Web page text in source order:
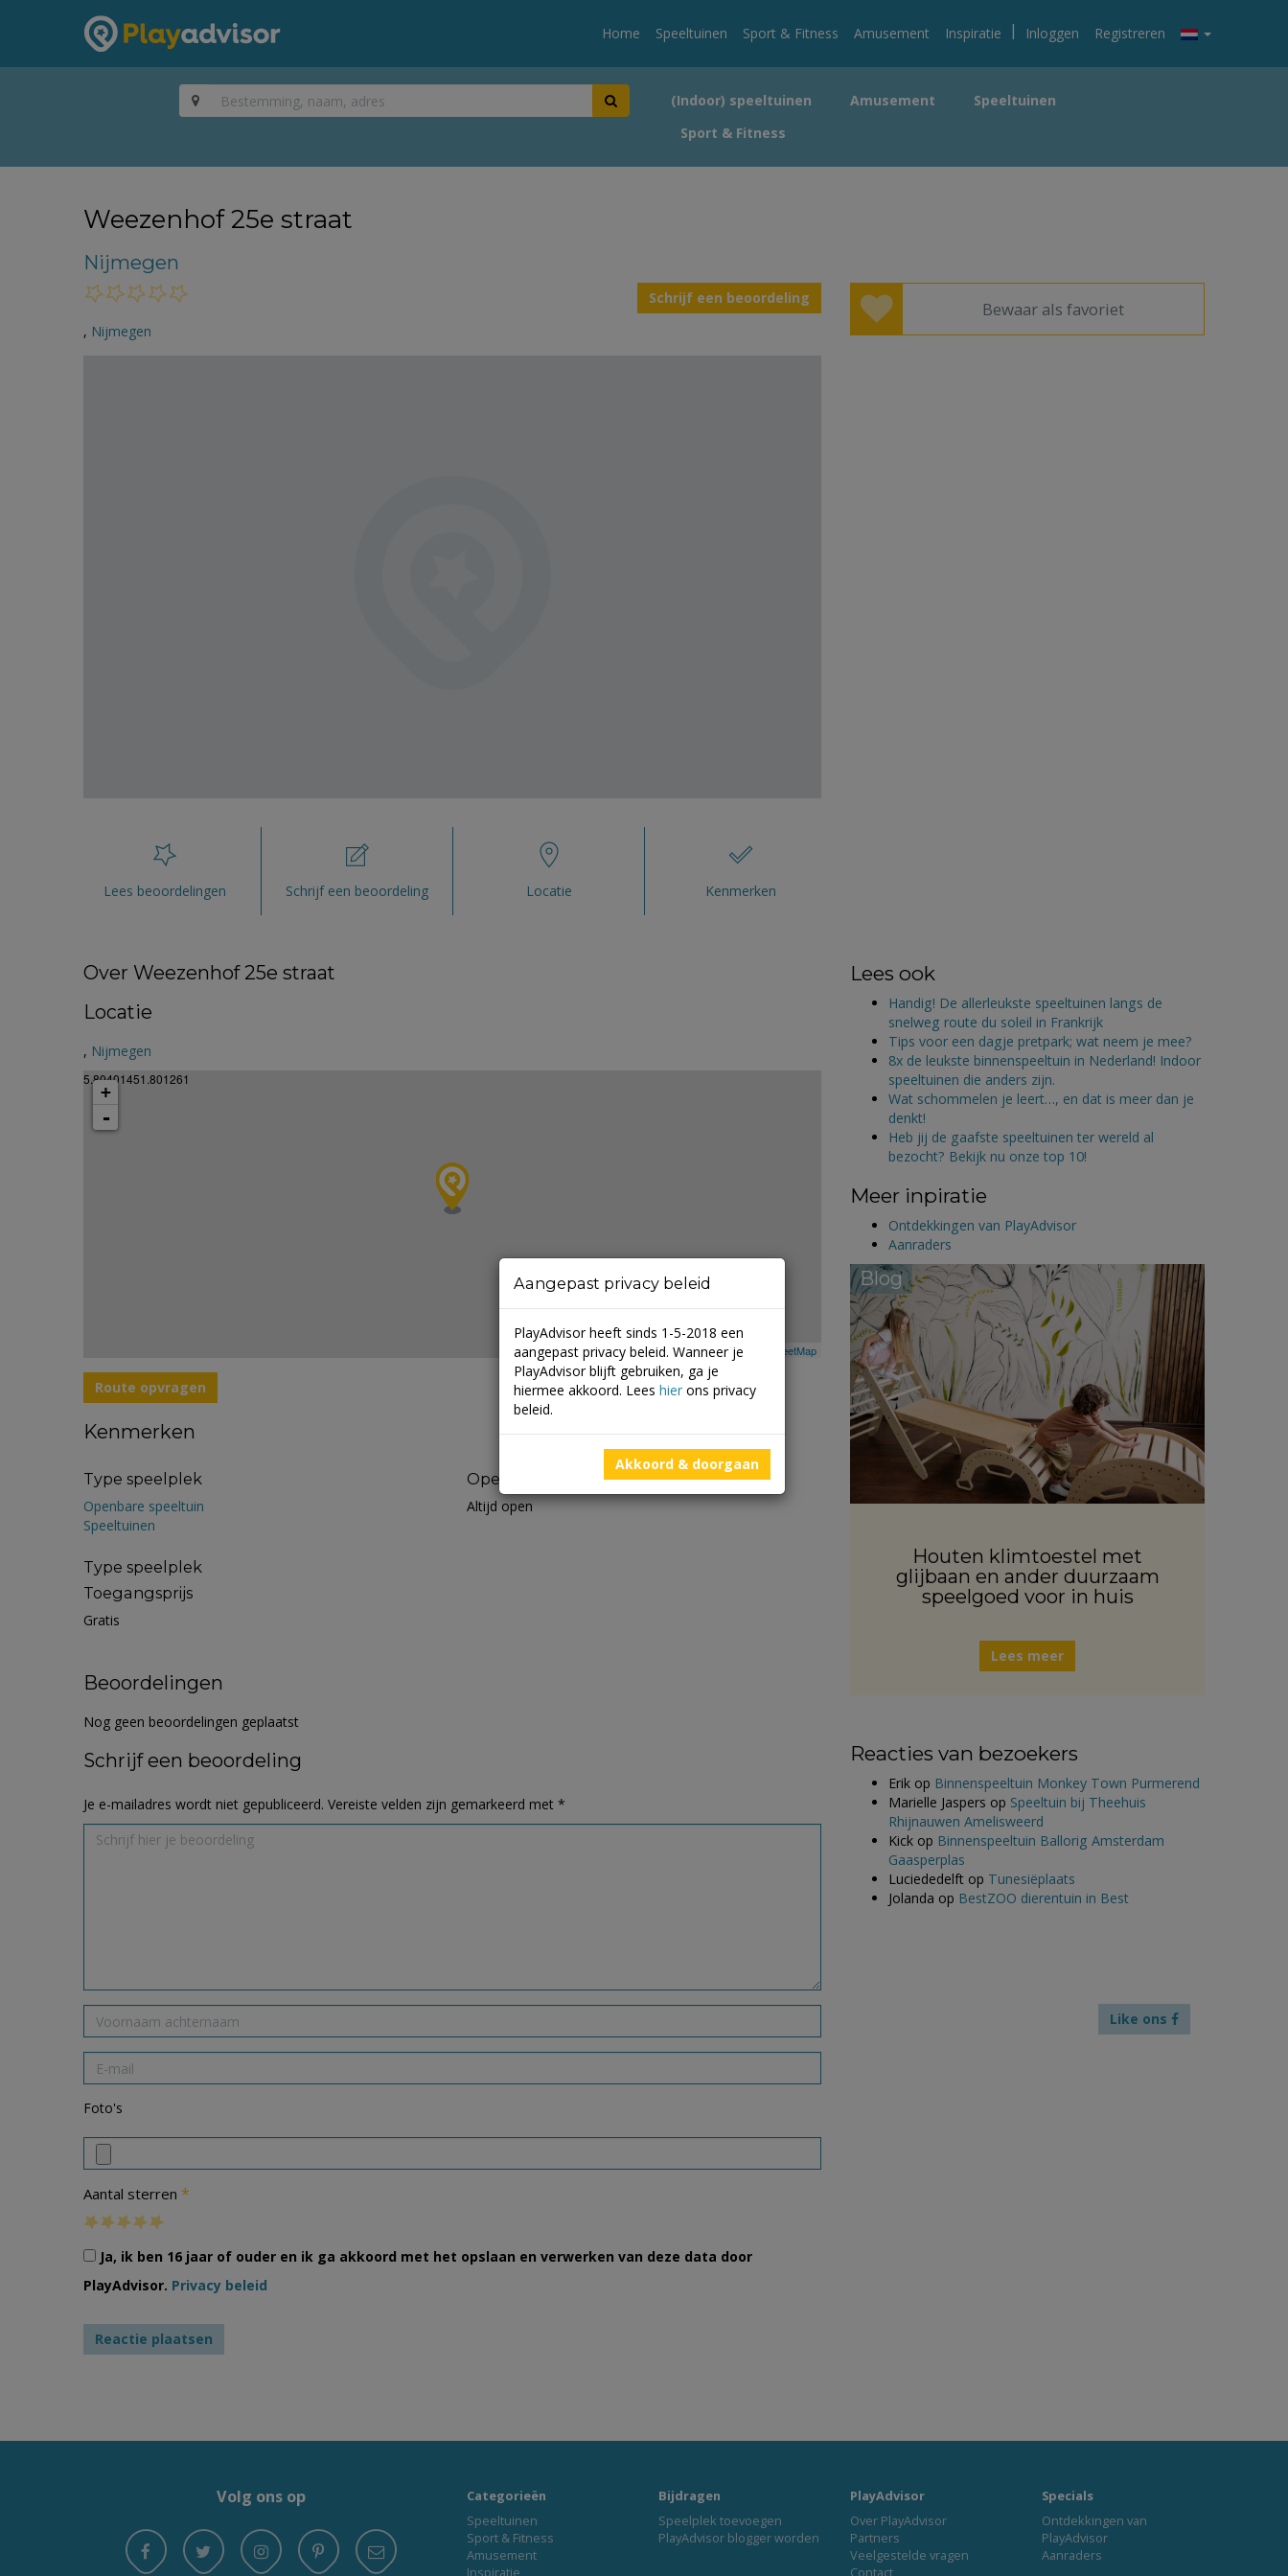
Home Speeltuinen Sport & Fitness Amusement Inspiratie | Inloggen Registreren
(Indoor) speeltuinen Amusement
Speeltuinen
Sport & Fitness
Weezenhof 25e straat
Nijmegen
Schrijf een beoordeling
, Nijmegen
Bewaar als favoriet
Lees beoordelingen Schrijf een beoordeling Locatie Kenmerken
Over Weezenhof 25e straat
Locatie
, Nijmegen
5.80401451.801261
+
-
Leaflet | ©Mapbox © OpenStreetMap
Route opvragen
Kenmerken
Type speelplek
Openbare speeltuin
Speeltuinen
Type speelplek
Toegangsprijs
Gratis
Openingstijden
Altijd open
Beoordelingen
Nog geen beoordelingen geplaatst
Schrijf een beoordeling
Je e-mailadres wordt niet gepubliceerd. Vereiste velden zijn gemarkeerd met *
Foto's
Aantal sterren *
Ja, ik ben 16 jaar of ouder en ik ga akkoord met het opslaan en verwerken van deze data door
PlayAdvisor. Privacy beleid
Lees ook
Handig! De allerleukste speeltuinen langs de
snelweg route du soleil in Frankrijk
Tips voor een dagje pretpark; wat neem je mee?
8x de leukste binnenspeeltuin in Nederland! Indoor
speeltuinen die anders zijn.
Wat schommelen je leert…, en dat is meer dan je
denkt!
Heb jij de gaafste speeltuinen ter wereld al
bezocht? Bekijk nu onze top 10!
Meer inpiratie
Ontdekkingen van PlayAdvisor
Aanraders
Blog
Houten klimtoestel met
glijbaan en ander duurzaam
speelgoed voor in huis
Lees meer
Reacties van bezoekers
Erik op Binnenspeeltuin Monkey Town Purmerend
Marielle Jaspers op Speeltuin bij Theehuis
Rhijnauwen Amelisweerd
Kick op Binnenspeeltuin Ballorig Amsterdam
Gaasperplas
Luciededelft op Tunesiëplaats
Jolanda op BestZOO dierentuin in Best
Like ons
Volg ons op
Categorieën
Speeltuinen
Sport & Fitness
Amusement
Inspiratie
Bijdragen
Speelplek toevoegen
PlayAdvisor blogger worden
PlayAdvisor
Over PlayAdvisor
Partners
Veelgestelde vragen
Contact
Specials
Ontdekkingen van
PlayAdvisor
Aanraders
Aangepast privacy beleid
PlayAdvisor heeft sinds 1-5-2018 een
aangepast privacy beleid. Wanneer je
PlayAdvisor blijft gebruiken, ga je
hiermee akkoord. Lees hier ons privacy
beleid.
Akkoord & doorgaan